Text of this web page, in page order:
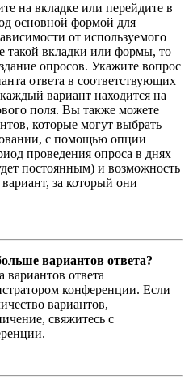
на вкладке или перейдите в
основной формой для
от используемого
такой вкладки или формы, то
опросов. Укажите вопрос
ответа в соответствующих
вариант находится на
поля. Вы также можете
которые могут выбрать
с помощью опции
проведения опроса в днях
постоянным) и возможность
за который они
вариантов ответа?
вариантов ответа
конференции. Если
вариантов,
свяжитесь с